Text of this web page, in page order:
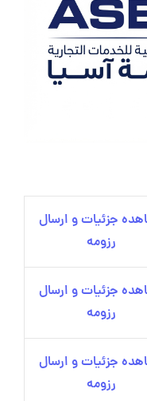
جزئیات و ارسال
رزومه
جزئیات و ارسال
رزومه
جزئیات و ارسال
رزومه